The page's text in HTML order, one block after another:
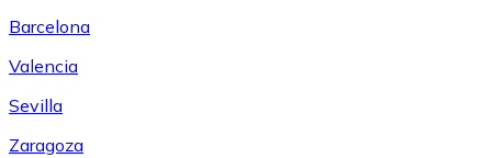
Barcelona
Valencia
Sevilla
Zaragoza